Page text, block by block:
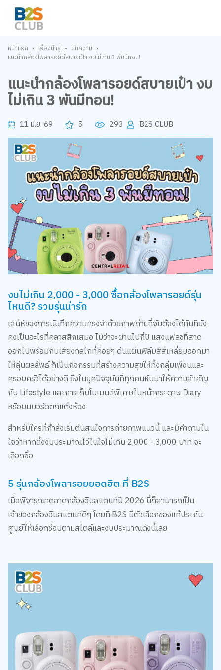
หน้าแรก • เรื่องน่ารู้ • บทความ •
แนะนำกล้องโพลารอยด์สบายเป๋า งบไม่เกิน 3 พันมีทอน!
แนะนำกล้องโพลารอยด์สบายเป๋า งบ
ไม่เกิน 3 พันมีทอน!
11 มิ.ย. 69 5 293 B2S CLUB
งบไม่เกิน 2,000 - 3,000 ซื้อกล้องโพลารอยด์รุ่น
ไหนดี? รวมรุ่นน่ารัก
เสน่ห์ของการบันทึกความทรงจำด้วยภาพถ่ายที่จับต้องได้ทันทียัง
คงเป็นอะไรที่คลาสสิกเสมอ ไม่ว่าจะผ่านไปกี่ปี แสงแฟลชที่สาด
ออกไปพร้อมกับเสียงกลไกที่ค่อยๆ ดันแผ่นฟิล์มสีสี่เหลี่ยมออกมา
ให้ลุ้นผลลัพธ์ ก็เป็นกิจกรรมที่สร้างความสุขให้ทั้งกลุ่มเพื่อนและ
ครอบครัวได้อย่างดี ยิ่งในยุคปัจจุบันที่ทุกคนหันมาให้ความสำคัญ
กับ Lifestyle และการเก็บโมเมนต์พิเศษในหน้ากระดาษ Diary
หรือบนบอร์ดตกแต่งห้อง
สำหรับใครที่กำลังเริ่มต้นสนใจการถ่ายภาพแนวนี้ และมีคำถามใน
ใจว่าหากตั้งงบประมาณไว้ในใจไม่เกิน 2,000 - 3,000 บาท จะ
เลือกซื้อ
5 รุ่นกล้องโพลารอยยอดฮิต ที่ B2S
เมื่อพิจารณาตลาดกล้องอินสแตนท์ปี 2026 นี้ก็สามารถเป็น
เจ้าของกล้องอินสแตนท์ดีๆ โดยที่ B2S มีตัวเลือกของแท้ประกัน
ศูนย์ให้เลือกช้อปตามสไตล์และงบประมาณดังนี้เลย